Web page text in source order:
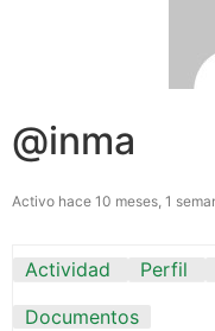
@inma
Activo hace 10 meses, 1
Actividad Perfil
Documentos